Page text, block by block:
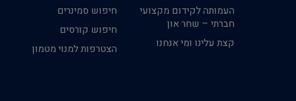
העמותה לקידום מקצועי
חברתי – שחר און
קצת עלינו ומי אנחנו
חיפוש סמינרים
חיפוש קורסים
הצטרפות למנוי מטמון